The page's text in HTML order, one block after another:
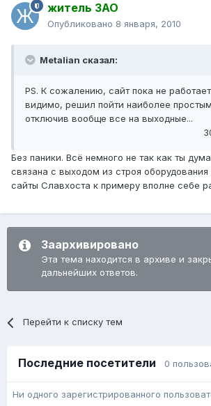
житель ЗАО
Опубликовано 8 января, 2010
Metalian сказал:
PS. К сожалению, сайт пока не
видимо, решил пойти наиболее
отключив вообще все на выходные...
Без паники. Всё немного не так как ты
связана с выходом из строя оборудования
сайты Славхоста к примеру вполне себе
Заархивировано
Эта тема находится в архиве и
дальнейших ответов.
Перейти к списку тем
Последние посетители 0
Ни одного зарегистрированного